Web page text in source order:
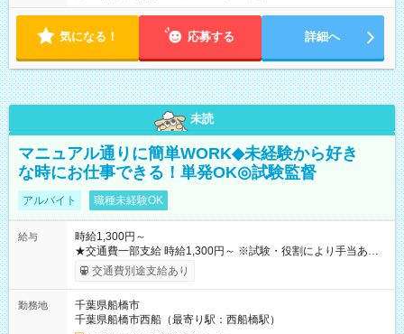
気になる！ 応募する 詳細へ
未読
マニュアル通りに簡単WORK◆未経験から好き
な時にお仕事できる！単発OK◎試験監督
アルバイト 職種未経験OK
給与
時給1,300円～
★交通費一部支給 時給1,300円～ ※試験・役割により手当あり
※勤務回数により昇給あり 【即給（前払い）オプションあ
り！】 希望される場合、勤務から1週間ほどで給与の一部を受け
例】 ・河合塾模擬試験 8:30～17:30（休憩1時間） 時給1,300円
×8時間＝日収10,400円＋交通費 ※当日の役割により時給＋100
交通費別途支給あり
勤務地
千葉県船橋市
千葉県船橋市西船（最寄り駅：西船橋駅）